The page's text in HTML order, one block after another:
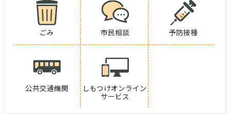
ごみ 市民相談 予防接種
公共交通機関
しもつけオンライン
サービス